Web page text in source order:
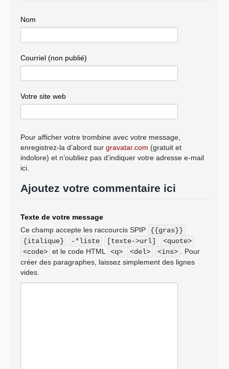
Nom
Courriel (non publié)
Votre site web
Pour afficher votre trombine avec votre message,
enregistrez-la d’abord sur gravatar.com (gratuit et
indolore) et n’oubliez pas d’indiquer votre adresse e-mail
ici.
Ajoutez votre commentaire ici
Texte de votre message
Ce champ accepte les raccourcis SPIP
{{gras}}
{italique}
-*liste [texte->url]
<quote>
<code> et le code HTML <q> <del> <ins>
. Pour
créer des paragraphes, laissez simplement des lignes
vides.